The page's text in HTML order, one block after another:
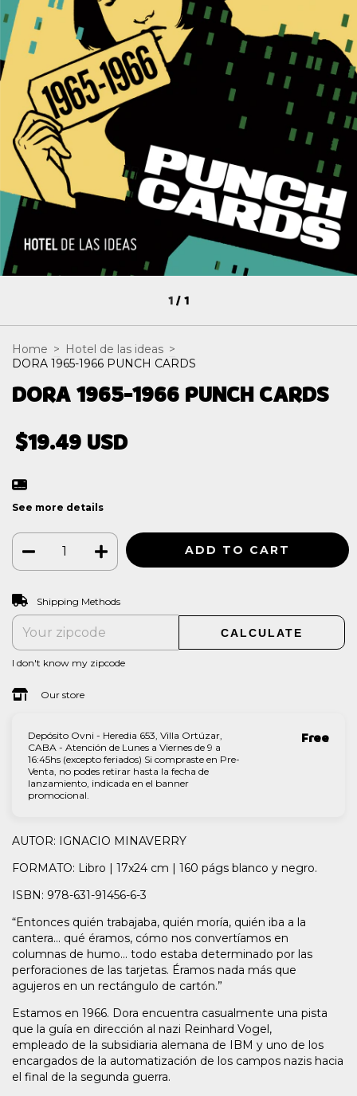
1/1
Home > Hotel de las ideas >
DORA 1965-1966 PUNCH CARDS
DORA 1965-1966 PUNCH CARDS
$19.49 USD
See more details
Shipping for zipcode:
Shipping Methods
CALCULATE
I don't know my zipcode
Our store
Depósito Ovni - Heredia 653, Villa Ortúzar,
CABA - Atención de Lunes a Viernes de 9 a
16:45hs (excepto feriados) Si compraste en Pre-
Venta, no podes retirar hasta la fecha de
lanzamiento, indicada en el banner
promocional.
Free
AUTOR: IGNACIO MINAVERRY
FORMATO: Libro | 17x24 cm | 160 págs blanco y negro.
ISBN: 978-631-91456-6-3
“Entonces quién trabajaba, quién moría, quién iba a la
cantera... qué éramos, cómo nos convertíamos en
columnas de humo... todo estaba determinado por las
perforaciones de las tarjetas. Éramos nada más que
agujeros en un rectángulo de cartón.”
Estamos en 1966. Dora encuentra casualmente una pista
que la guía en dirección al nazi Reinhard Vogel,
empleado de la subsidiaria alemana de IBM y uno de los
encargados de la automatización de los campos nazis hacia
el final de la segunda guerra.